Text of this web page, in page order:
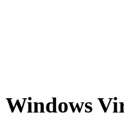
Windows